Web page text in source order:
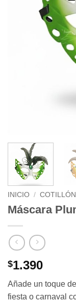
INICIO / COTILLÓN
Máscara
$1.390
Añade un toque
fiesta o carnaval